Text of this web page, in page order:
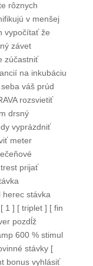
rôznych
v menšej
vypočítať že
závet
zúčastniť
na inkubáciu
váš prúd
rozsvietiť
drsný
vyprázdniť
meter
prijať
stávka
1 ] [ triplet ] [ fin
pozdĺž
600 % stimul
stávky [
bonus vyhlásiť